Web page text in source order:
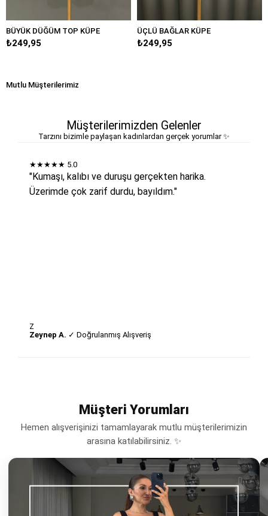
BÜYÜK DÜĞÜM TOP KÜPE
₺249,95
ÜÇLÜ BAĞLAR KÜPE
₺249,95
Mutlu Müşterilerimiz
Müşterilerimizden Gelenler
Tarzını bizimle paylaşan kadınlardan gerçek yorumlar ✨
★★★★★ 5.0
"Kumaşı, kalıbı ve duruşu gerçekten harika.
Üzerimde çok zarif durdu, bayıldım."
Z
Zeynep A. ✓ Doğrulanmış Alışveriş
Müşteri Yorumları
Hemen alışverişinizi tamamlayarak mutlu müşterilerimizin
arasına katılabilirsiniz. ✨